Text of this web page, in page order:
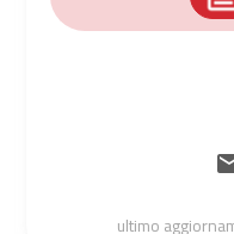
ultimo